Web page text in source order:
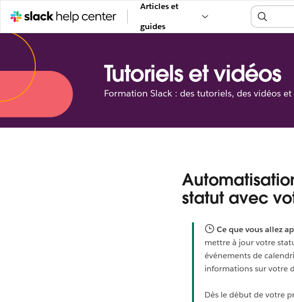
Articles et
guides
Tutoriels et vidéos
Formation Slack : des tutoriels, des vidéos
statut avec
Ce que vous allez
mettre à jour votre
événements de
informations sur votre
Dès le début de votre